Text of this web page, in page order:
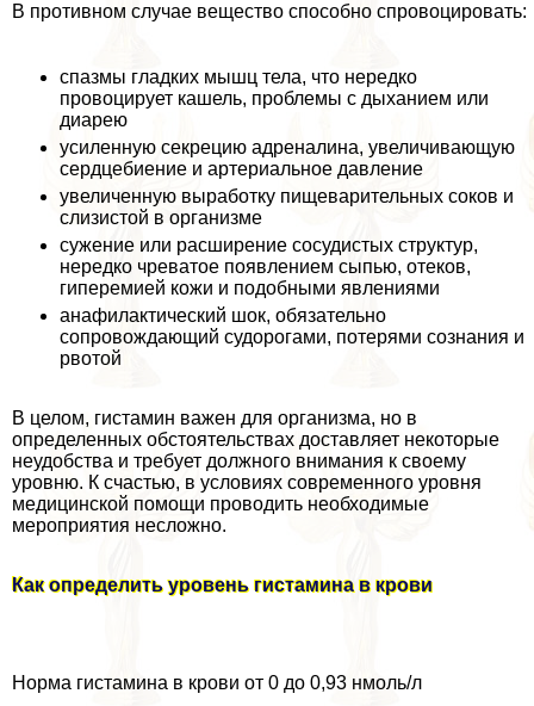
В противном случае вещество способно спровоцировать:
спазмы гладких мышц тела, что нередко
провоцирует кашель, проблемы с дыханием или
диарею
усиленную секрецию адреналина, увеличивающую
сердцебиение и артериальное давление
увеличенную выработку пищеварительных соков и
слизистой в организме
сужение или расширение сосудистых структур,
нередко чреватое появлением сыпью, отеков,
гиперемией кожи и подобными явлениями
анафилактический шок, обязательно
сопровождающий судорогами, потерями сознания и
рвотой
В целом, гистамин важен для организма, но в
определенных обстоятельствах доставляет некоторые
неудобства и требует должного внимания к своему
уровню. К счастью, в условиях современного уровня
медицинской помощи проводить необходимые
мероприятия несложно.
Как определить уровень гистамина в крови
Норма гистамина в крови от 0 до 0,93 нмоль/л